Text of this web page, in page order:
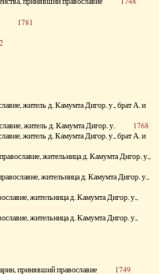
1781
житель д. Камумта Дигор. у., брат А. и
житель д. Камумта Дигор. у. 1768
житель д. Камумта Дигор. у., брат А. и
жительница д. Камумта Дигор. у.,
жительница д. Камумта Дигор. у.,
жительница д. Камумта Дигор. у.,
жительница д. Камумта Дигор. у.,
принявший православие 1749